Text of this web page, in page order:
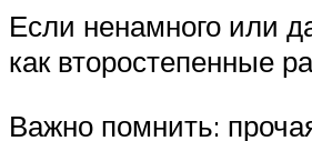
Если ненамного или
как второстепенные
Важно помнить: